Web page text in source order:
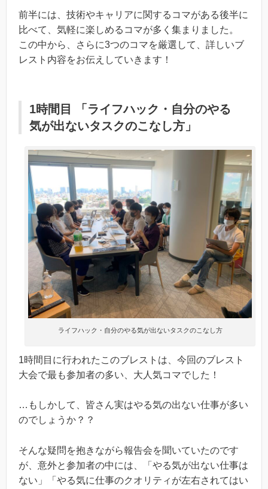
前半には、技術やキャリアに関するコマがある後半に
比べて、気軽に楽しめるコマが多く集まりました。
この中から、さらに3つのコマを厳選して、詳しいブ
レスト内容をお伝えしていきます！
1時間目 「ライフハック・自分のやる
気が出ないタスクのこなし方」
ライフハック・自分のやる気が出ないタスクのこなし方
1時間目に行われたこのブレストは、今回のブレスト
大会で最も参加者の多い、大人気コマでした！
…もしかして、皆さん実はやる気の出ない仕事が多い
のでしょうか？？
そんな疑問を抱きながら報告会を聞いていたのです
が、意外と参加者の中には、「やる気が出ない仕事は
ない」「やる気に仕事のクオリティが左右されてはい